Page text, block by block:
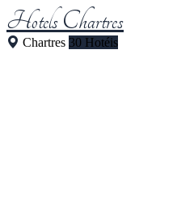
Hotels Chartres
Chartres 30 Hotéis